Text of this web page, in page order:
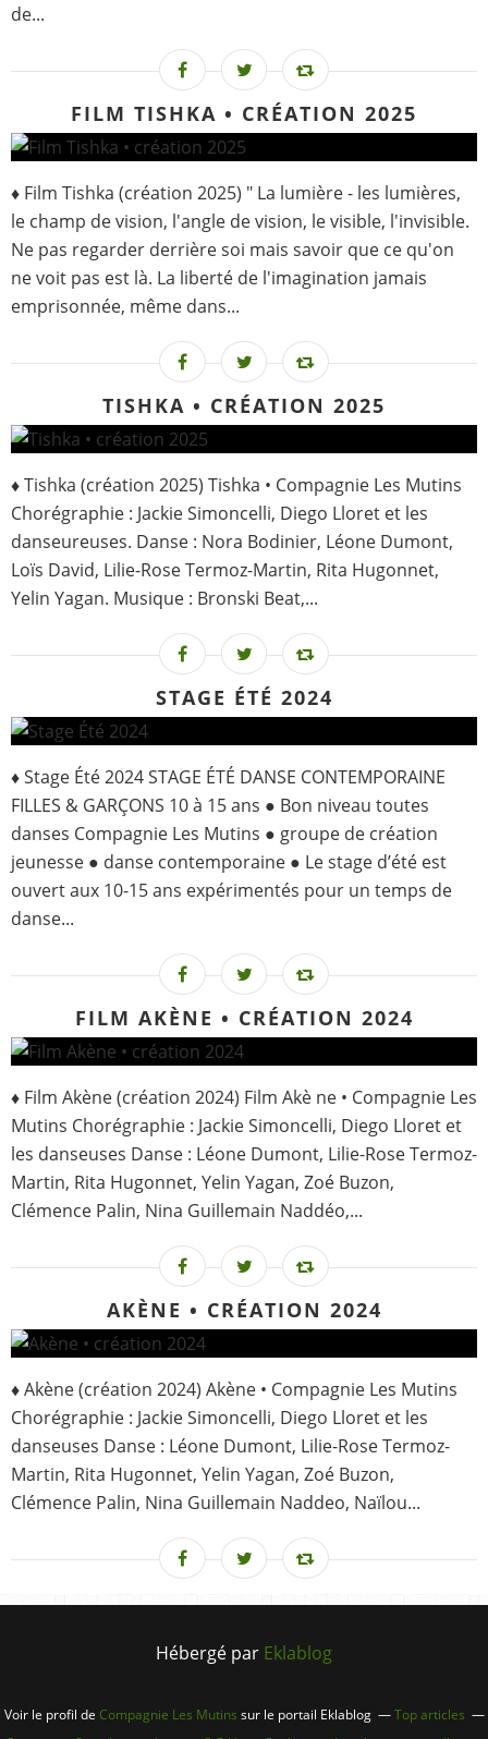
de...
FILM TISHKA • CRÉATION 2025
♦ Film Tishka (création 2025) " La lumière - les lumières,
le champ de vision, l'angle de vision, le visible, l'invisible.
Ne pas regarder derrière soi mais savoir que ce qu'on
ne voit pas est là. La liberté de l'imagination jamais
emprisonnée, même dans...
TISHKA • CRÉATION 2025
♦ Tishka (création 2025) Tishka • Compagnie Les Mutins
Chorégraphie : Jackie Simoncelli, Diego Lloret et les
danseureuses. Danse : Nora Bodinier, Léone Dumont,
Loïs David, Lilie-Rose Termoz-Martin, Rita Hugonnet,
Yelin Yagan. Musique : Bronski Beat,...
STAGE ÉTÉ 2024
♦ Stage Été 2024 STAGE ÉTÉ DANSE CONTEMPORAINE
FILLES & GARÇONS 10 à 15 ans ● Bon niveau toutes
danses Compagnie Les Mutins ● groupe de création
jeunesse ● danse contemporaine ● Le stage d’été est
ouvert aux 10-15 ans expérimentés pour un temps de
danse...
FILM AKÈNE • CRÉATION 2024
♦ Film Akène (création 2024) Film Akè ne • Compagnie Les
Mutins Chorégraphie : Jackie Simoncelli, Diego Lloret et
les danseuses Danse : Léone Dumont, Lilie-Rose Termoz-
Martin, Rita Hugonnet, Yelin Yagan, Zoé Buzon,
Clémence Palin, Nina Guillemain Naddéo,...
AKÈNE • CRÉATION 2024
♦ Akène (création 2024) Akène • Compagnie Les Mutins
Chorégraphie : Jackie Simoncelli, Diego Lloret et les
danseuses Danse : Léone Dumont, Lilie-Rose Termoz-
Martin, Rita Hugonnet, Yelin Yagan, Zoé Buzon,
Clémence Palin, Nina Guillemain Naddeo, Naïlou...
Hébergé par Eklablog
Voir le profil de Compagnie Les Mutins sur le portail Eklablog
Top articles